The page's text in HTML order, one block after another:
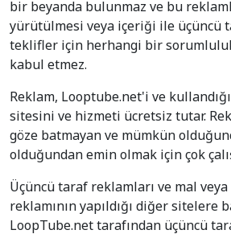
bir beyanda bulunmaz ve bu
yürütülmesi veya içeriği ile üçüncü
teklifler için herhangi bir
kabul etmez.
Reklam, Looptube.net'i ve
sitesini ve hizmeti ücretsiz tutar.
göze batmayan ve mümkün
olduğundan emin olmak için çok
Üçüncü taraf reklamları ve mal
reklamının yapıldığı diğer sitelere
LoopTube.net tarafından üçüncü